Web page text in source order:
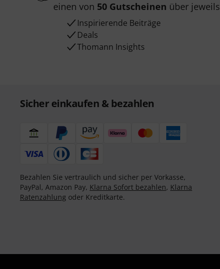
einen von 50 Gutscheinen über jeweils
Inspirierende Beiträge
Deals
Thomann Insights
Sicher einkaufen & bezahlen
Bezahlen Sie vertraulich und sicher per Vorkasse,
PayPal, Amazon Pay, Klarna Sofort bezahlen, Klarna
Ratenzahlung oder Kreditkarte.